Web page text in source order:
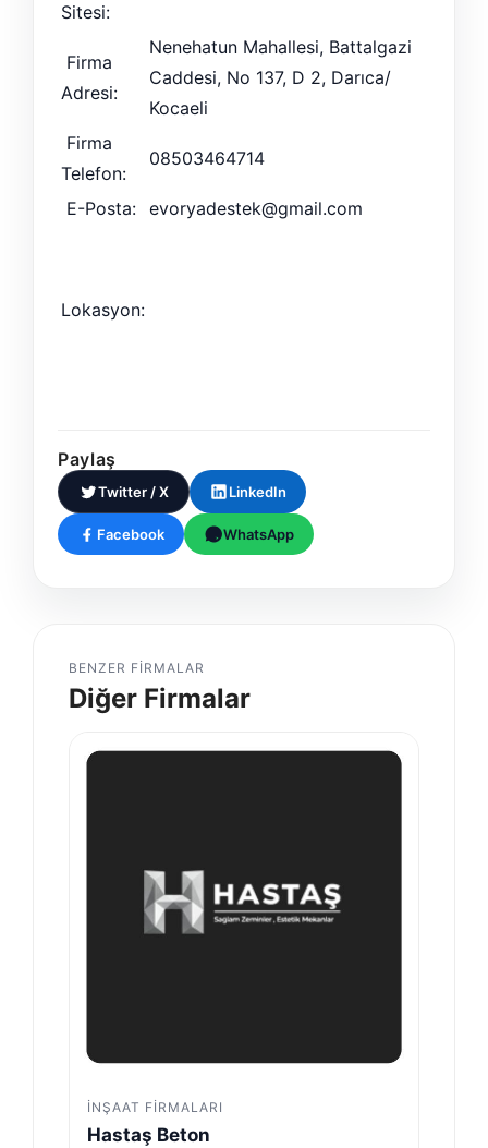
Sitesi:
Firma
Adresi:
Nenehatun Mahallesi, Battalgazi
Caddesi, No 137, D 2, Darıca/
Kocaeli
Firma
Telefon:
08503464714
E-Posta: evoryadestek@gmail.com
Lokasyon:
Paylaş
Twitter / X LinkedIn
Facebook WhatsApp
BENZER FIRMALAR
Diğer Firmalar
İNŞAAT FIRMALARI
Hastaş Beton